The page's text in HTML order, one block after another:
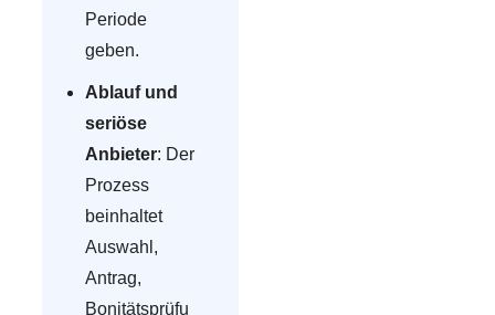
Periode
geben.
Ablauf und
seriöse
Anbieter: Der
Prozess
beinhaltet
Auswahl,
Antrag,
Bonitätsprüfu